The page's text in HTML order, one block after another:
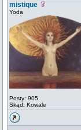
mistique
Yoda
Posty: 905
Skąd: Kowale